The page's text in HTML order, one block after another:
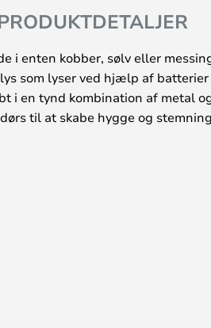
i enten kobber, sølv eller
som lyser ved hjælp af batterier
i en tynd kombination af metal
til at skabe hygge og